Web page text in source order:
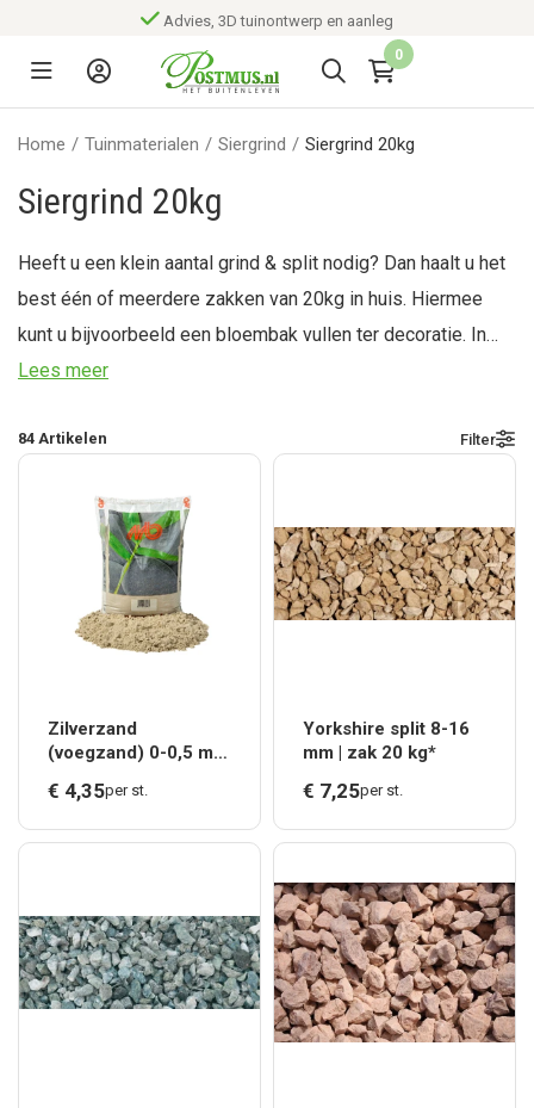
Advies, 3D tuinontwerp en aanleg
0
Home / Tuinmaterialen / Siergrind / Siergrind 20kg
Siergrind 20kg
Heeft u een klein aantal grind & split nodig? Dan haalt u het
best één of meerdere zakken van 20kg in huis. Hiermee
kunt u bijvoorbeeld een bloembak vullen ter decoratie. In
onze opslag hebben we een ruim assortiment aan grind &
mee naar huis nemen.
Lees meer
84 Artikelen Filter
Zilverzand
(voegzand) 0-0,5 mm
€ 4,35per st.
Yorkshire split 8-16
mm | zak 20 kg*
€ 7,25per st.